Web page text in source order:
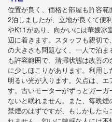
位置が良く、価格と部屋も許容範
2泊しましたが、立地が良くて便
やK11があり、向かいには華嫂冰
辺に着きます。スタッフも親切
の大きさも問題なく、一人で泊
も許容範囲で、清掃状態は改善
に少しほこりがあります。利用し
明るい光が入ります。欠点は、
す。古いモーターがずっとガー
ないと眠れません。また、毎晩
禁煙のはずですが、もしかした